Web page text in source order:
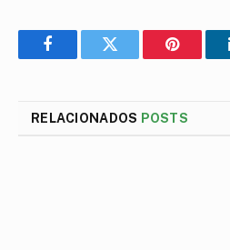
FacebookTwitter Pinterest
RELACIONADOS POSTS